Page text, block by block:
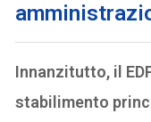
Innanzitutto, il
stabilimento